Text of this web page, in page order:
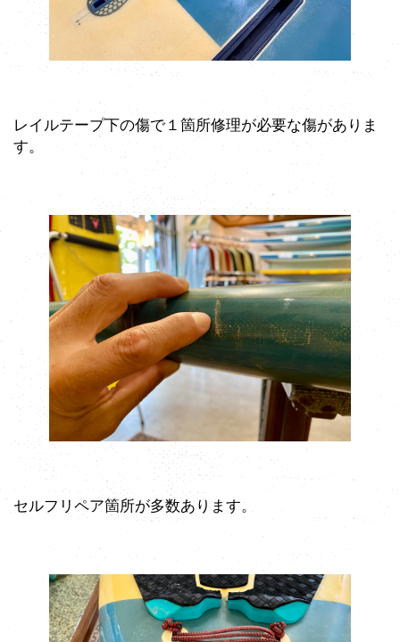
レイルテープ下の傷で１箇所修理が必要な傷がありま
す。
セルフリペア箇所が多数あります。